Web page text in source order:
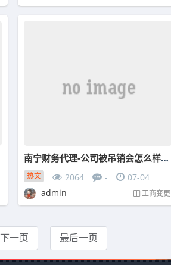
南宁财务代理-公司被吊销会怎么样？注销和吊销不一样吗？
热文 2064 -
07-04
admin
工商变更
下一页 最后一页